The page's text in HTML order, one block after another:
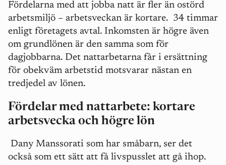
Fördelarna med att jobba natt är fler än ostörd
arbetsmiljö – arbetsveckan är kortare. 34 timmar
enligt företagets avtal. Inkomsten är högre även
om grundlönen är den samma som för
dagjobbarna. Det nattarbetarna får i ersättning
för obekväm arbetstid motsvarar nästan en
tredjedel av lönen.
Fördelar med nattarbete: kortare
arbetsvecka och högre lön
Dany Manssorati som har småbarn, ser det
också som ett sätt att få livspusslet att gå ihop.